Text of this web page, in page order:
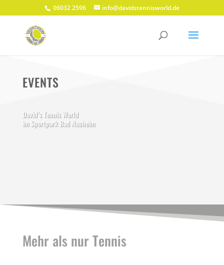
06032 2596 info@davidstennisworld.de
EVENTS
David’s Tennis World
im Sportpark Bad Nauheim
Mehr als nur Tennis